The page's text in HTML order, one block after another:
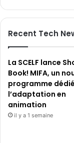
Recent Tech
La SCELF lance
Book! MIFA, un
programme
l’adaptation en
animation
il y a 1 semaine